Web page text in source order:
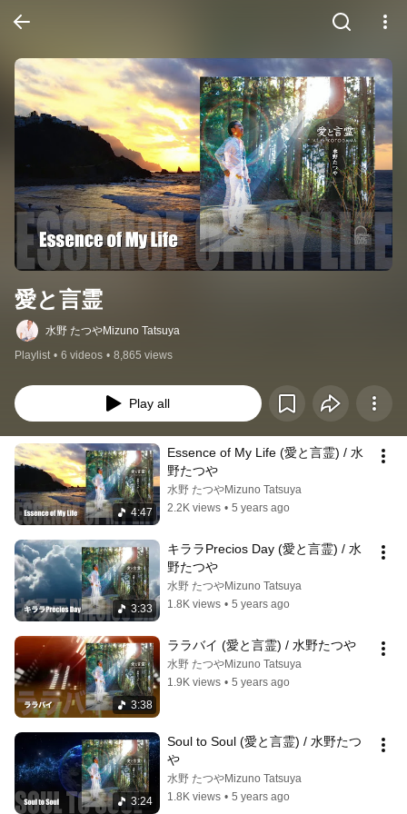
愛と言霊
水野 たつやMizuno Tatsuya
Playlist • 6 videos • 8,865 views
Play all
4:47
Essence of My Life (愛と言霊) / 水
野たつや
水野 たつやMizuno Tatsuya
2.2K views • 5 years ago
3:33
キララPrecios Day (愛と言霊) / 水
野たつや
水野 たつやMizuno Tatsuya
1.8K views • 5 years ago
3:38
ララバイ (愛と言霊) / 水野たつや
水野 たつやMizuno Tatsuya
1.9K views • 5 years ago
3:24
Soul to Soul (愛と言霊) / 水野たつ
や
水野 たつやMizuno Tatsuya
1.8K views • 5 years ago